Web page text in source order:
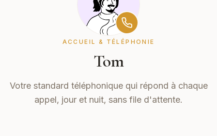
ACCUEIL & TÉLÉPHONIE
Tom
Votre standard téléphonique qui répond à chaque
appel, jour et nuit, sans file d'attente.